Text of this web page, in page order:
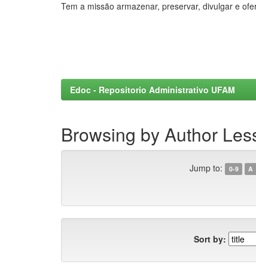
Tem a missão armazenar, preservar, divulgar e
Edoc - Repositorio Administrativo UFAM
Browsing by Author
Jump to: 0-9 A
Sort by: